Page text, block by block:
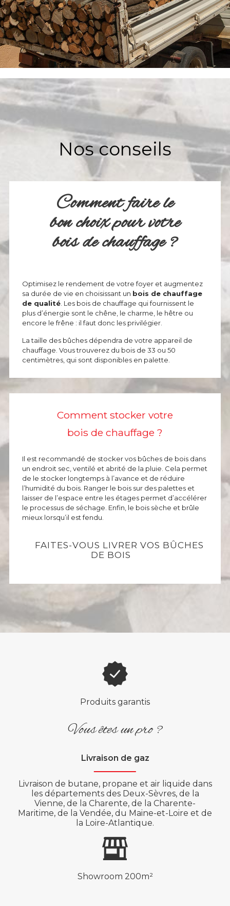
Nos conseils
Comment faire le
bon choix pour votre
bois de chauffage ?
Optimisez le rendement de votre foyer et augmentez
sa durée de vie en choisissant un bois de chauffage
de qualité . Les bois de chauffage qui fournissent le
plus d’énergie sont le chêne, le charme, le hêtre ou
encore le frêne : il faut donc les privilégier.
La taille des bûches dépendra de votre appareil de
chauffage. Vous trouverez du bois de 33 ou 50
centimètres, qui sont disponibles en palette.
Comment stocker votre
bois de chauffage ?
Il est recommandé de stocker vos bûches de bois dans
un endroit sec, ventilé et abrité de la pluie. Cela permet
de le stocker longtemps à l’avance et de réduire
l’humidité du bois. Ranger le bois sur des palettes et
laisser de l’espace entre les étages permet d’accélérer
le processus de séchage. Enfin, le bois sèche et brûle
mieux lorsqu’il est fendu.
FAITES-VOUS LIVRER VOS BÛCHES
DE BOIS
Produits garantis
Vous êtes un pro ?
Livraison de gaz
Livraison de butane, propane et air liquide dans
les départements des Deux-Sèvres, de la
Vienne, de la Charente, de la Charente-
Maritime, de la Vendée, du Maine-et-Loire et de
la Loire-Atlantique.
Showroom 200m²